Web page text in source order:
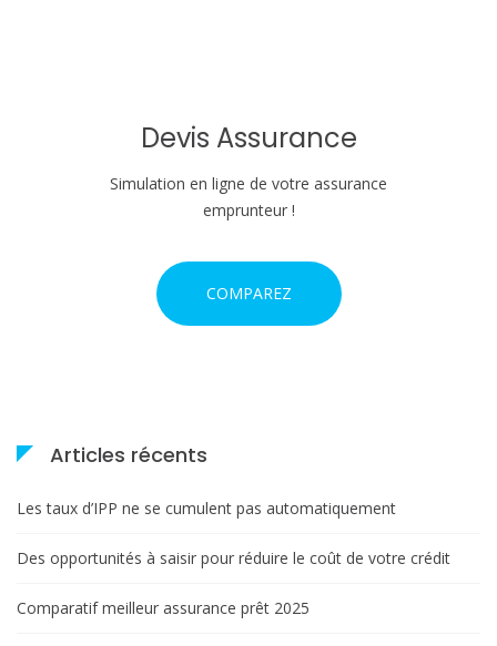
e
Devis Assurance
Simulation en ligne de votre assurance
emprunteur !
COMPAREZ
Articles récents
Les taux d’IPP ne se cumulent pas automatiquement
Des opportunités à saisir pour réduire le coût de votre crédit
Comparatif meilleur assurance prêt 2025